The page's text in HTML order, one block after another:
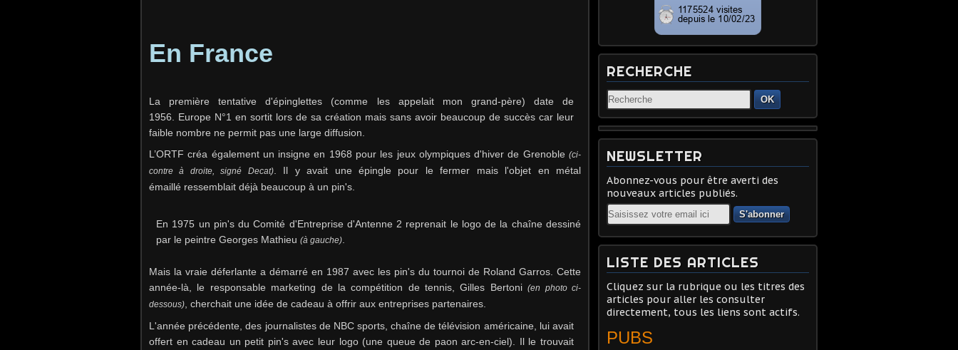
En France
La première tentative d'épinglettes (comme les appelait mon grand-père) date de
1956. Europe N°1 en sortit lors de sa création mais sans avoir beaucoup de succès car leur
faible nombre ne permit pas une large diffusion.
L’ORTF créa également un insigne en 1968 pour les jeux olympiques d'hiver de Grenoble (ci-
contre à droite, signé Decat). Il y avait une épingle pour le fermer mais l'objet en métal
émaillé ressemblait déjà beaucoup à un pin's.
En 1975 un pin's du Comité d'Entreprise d'Antenne 2 reprenait le logo de la chaîne dessiné
par le peintre Georges Mathieu (à gauche)
Mais la vraie déferlante a démarré en 1987 avec les pin's du tournoi de Roland Garros. Cette
année-là, le responsable marketing de la compétition de tennis, Gilles Bertoni(en photo ci-
dessous) , cherchait une idée de cadeau à offrir aux entreprises partenaires.
L'année précédente, des journalistes de NBC sports, chaîne de télévision américaine, lui avait
offert en cadeau un petit pin's avec leur logo (une queue de paon arc-en-ciel). Il le trouvait
RECHERCHE
OK
NEWSLETTER
Abonnez-vous pour être averti des
nouveaux articles publiés.
Email
LISTE DES ARTICLES
Cliquez sur la rubrique ou les titres des
articles pour aller les consulter
directement, tous les liens sont actifs.
PUBS